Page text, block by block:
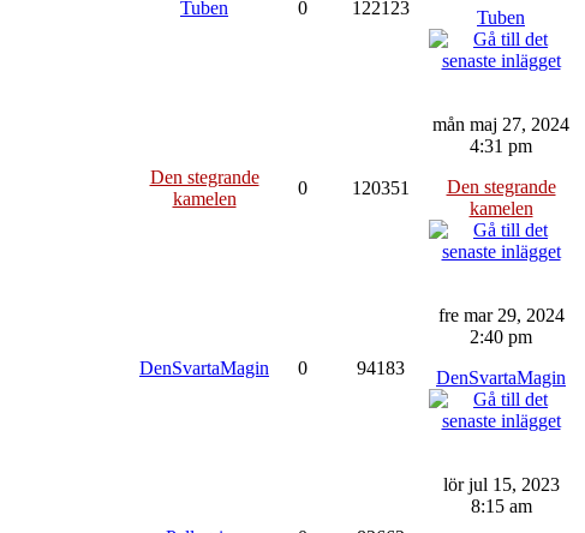
Tuben 0 122123
Tuben
Den stegrande
kamelen
0 120351
mån maj 27, 2024
4:31 pm
Den stegrande
kamelen
DenSvartaMagin 0 94183
fre mar 29, 2024
2:40 pm
DenSvartaMagin
lör jul 15, 2023
8:15 am